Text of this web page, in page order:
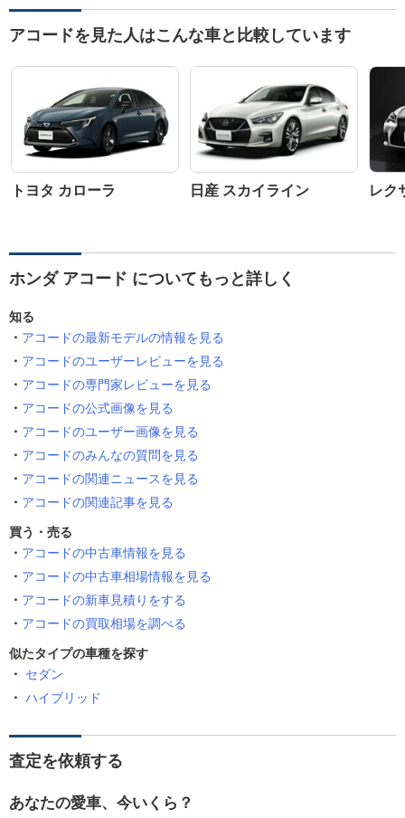
アコードを見た人はこんな車と比較しています
トヨタ カローラ 日産 スカイライン レク
ホンダ アコード についてもっと詳しく
知る
アコードの最新モデルの情報を見る
アコードのユーザーレビューを見る
アコードの専門家レビューを見る
アコードの公式画像を見る
アコードのユーザー画像を見る
アコードのみんなの質問を見る
アコードの関連ニュースを見る
アコードの関連記事を見る
買う・売る
アコードの中古車情報を見る
アコードの中古車相場情報を見る
アコードの新車見積りをする
アコードの買取相場を調べる
似たタイプの車種を探す
セダン
ハイブリッド
査定を依頼する
あなたの愛車、今いくら？